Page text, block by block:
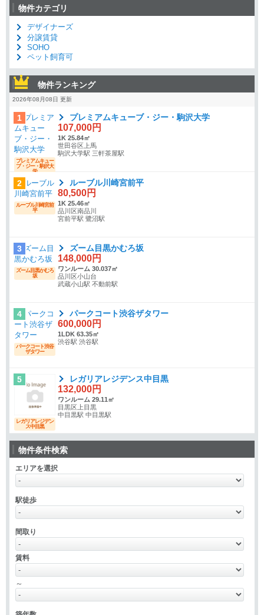
物件カテゴリ
デザイナーズ
分譲賃貸
SOHO
ペット飼育可
物件ランキング
2026年08月08日 更新
1
プレミアムキュー
ブ・ジー・駒沢大
学
プレミアムキューブ・ジー・駒沢大学
107,000円
1K 25.84㎡
世田谷区上馬
駒沢大学駅 三軒茶屋駅
2
ルーブル川崎宮前
平
ルーブル川崎宮前平
80,500円
1K 25.46㎡
品川区南品川
宮前平駅 鷺沼駅
3
ズーム目黒かむろ
坂
ズーム目黒かむろ坂
148,000円
ワンルーム 30.037㎡
品川区小山台
武蔵小山駅 不動前駅
4
パークコート渋谷
ザタワー
パークコート渋谷ザタワー
600,000円
1LDK 63.35㎡
渋谷駅 渋谷駅
5
レガリアレジデン
ス中目黒
レガリアレジデンス中目黒
132,000円
ワンルーム 29.11㎡
目黒区上目黒
中目黒駅 中目黒駅
物件条件検索
エリアを選択
駅徒歩
間取り
賃料
～